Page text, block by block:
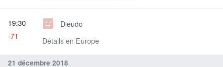
Dieudo
Détails en Europe
19:30
-71
21 décembre 2018